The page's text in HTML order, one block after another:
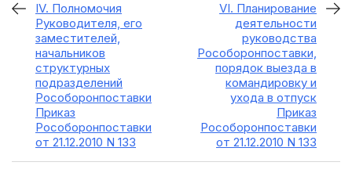
IV. Полномочия
Руководителя, его
заместителей,
начальников
структурных
подразделений
Рособоронпоставки
Приказ
Рособоронпоставки
от 21.12.2010 N 133
VI. Планирование
деятельности
руководства
Рособоронпоставки,
порядок выезда в
командировку и
ухода в отпуск
Приказ
Рособоронпоставки
от 21.12.2010 N 133